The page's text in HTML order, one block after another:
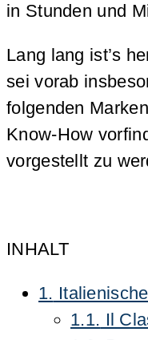
in Stunden und
Lang lang ist’s
sei vorab
folgenden
Know-How
vorgestellt zu
INHALT
1.
1.1. Il